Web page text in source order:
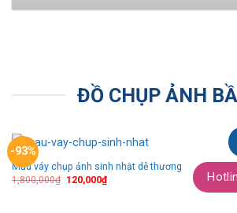
ĐỒ CHỤP ẢNH
-93%
Mẫu váy chụp ảnh sinh nhật dễ thương
1,800,000₫ 120,000₫